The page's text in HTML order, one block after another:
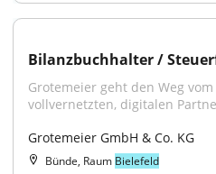
Bilanzbuchhalter /
Grotemeier geht den Weg
vollvernetzten, digitalen
Grotemeier GmbH & Co. KG
Bünde, Raum Bielefeld